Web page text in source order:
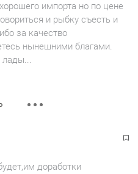
импорта но по цене
и рыбку съесть и
за качество
нынешними благами.
лады...
доработки